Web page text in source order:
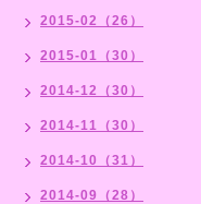
2015-02（26）
2015-01（30）
2014-12（30）
2014-11（30）
2014-10（31）
2014-09（28）